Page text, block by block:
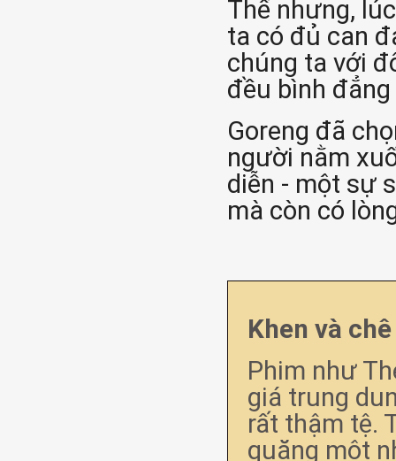
Thế nhưng,
ta có đủ can
chúng ta với
đều bình
Goreng đã
người nằm
diễn - một sự
mà còn có
Khen và
Phim như
giá trung
rất thậm tệ.
quăng một